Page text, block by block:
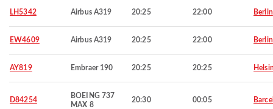
LH5342 Airbus A319 20:25 22:00 Berlin
EW4609 Airbus A319 20:25 22:00 Berlin
AY819 Embraer 190 20:25 20:25
D84254
BOEING 737
MAX 8
20:30 00:05